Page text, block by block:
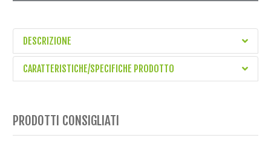
DESCRIZIONE
CARATTERISTICHE/SPECIFICHE PRODOTTO
PRODOTTI CONSIGLIATI